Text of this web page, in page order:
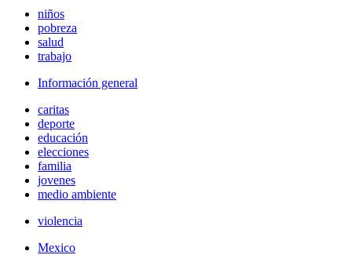
niños
pobreza
salud
trabajo
Información general
caritas
deporte
educación
elecciones
familia
jovenes
medio ambiente
violencia
Mexico